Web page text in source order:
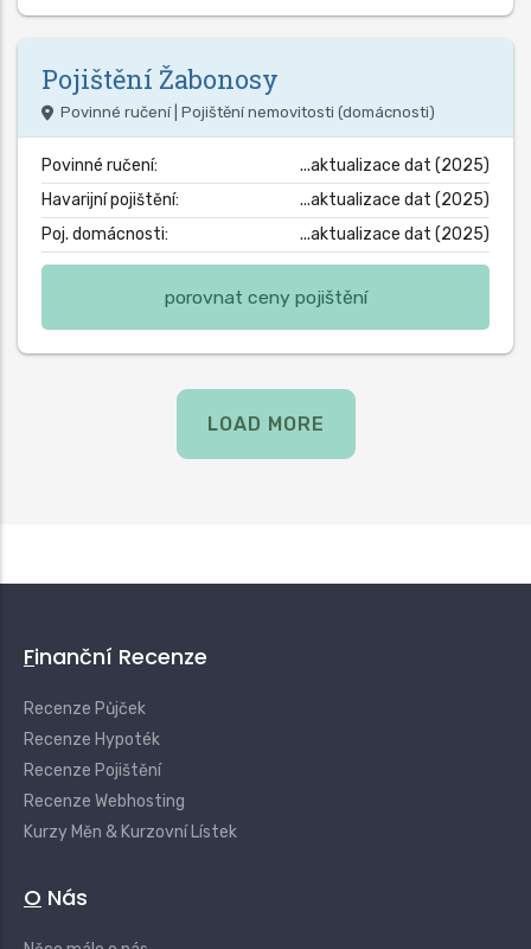
Pojištění Žabonosy
Povinné ručení | Pojištění nemovitosti (domácnosti)
Povinné ručení:
...aktualizace dat (2025)
Havarijní pojištění:
...aktualizace dat (2025)
Poj. domácnosti:
...aktualizace dat (2025)
porovnat ceny pojištění
LOAD MORE
Finanční Recenze
Recenze Půjček
Recenze Hypoték
Recenze Pojištění
Recenze Webhosting
Kurzy Měn & Kurzovní Lístek
O Nás